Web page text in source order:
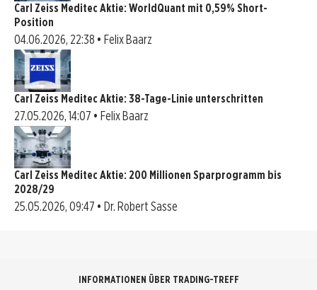
Carl Zeiss Meditec Aktie: WorldQuant mit 0,59% Short-
Position
04.06.2026, 22:38 • Felix Baarz
Carl Zeiss Meditec Aktie: 38-Tage-Linie unterschritten
27.05.2026, 14:07 • Felix Baarz
Carl Zeiss Meditec Aktie: 200 Millionen Sparprogramm bis
2028/29
25.05.2026, 09:47 • Dr. Robert Sasse
INFORMATIONEN ÜBER TRADING-TREFF